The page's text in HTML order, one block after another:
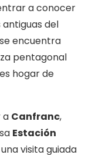
a conocer
antiguas del
encuentra
pentagonal
hogar de
a Canfranc,
Estación
visita guiada